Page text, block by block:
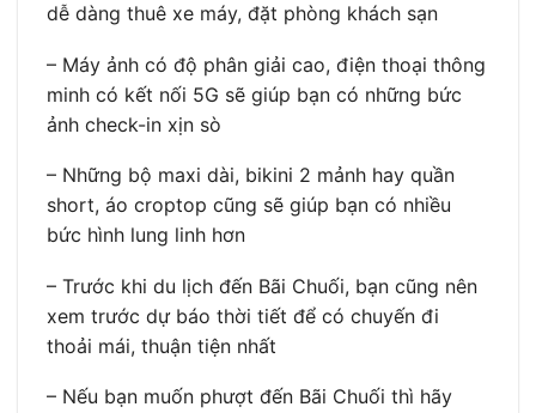
dễ dàng thuê xe máy, đặt phòng khách sạn
– Máy ảnh có độ phân giải cao, điện thoại thông
minh có kết nối 5G sẽ giúp bạn có những bức
ảnh check-in xịn sò
– Những bộ maxi dài, bikini 2 mảnh hay quần
short, áo croptop cũng sẽ giúp bạn có nhiều
bức hình lung linh hơn
– Trước khi du lịch đến Bãi Chuối, bạn cũng nên
xem trước dự báo thời tiết để có chuyến đi
thoải mái, thuận tiện nhất
– Nếu bạn muốn phượt đến Bãi Chuối thì hãy